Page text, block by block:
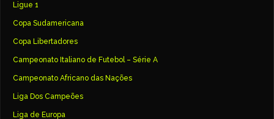
Ligue 1
Copa Sudamericana
Copa Libertadores
Campeonato Italiano de Futebol – Série A
Campeonato Africano das Nações
Liga Dos Campeões
Liga de Europa